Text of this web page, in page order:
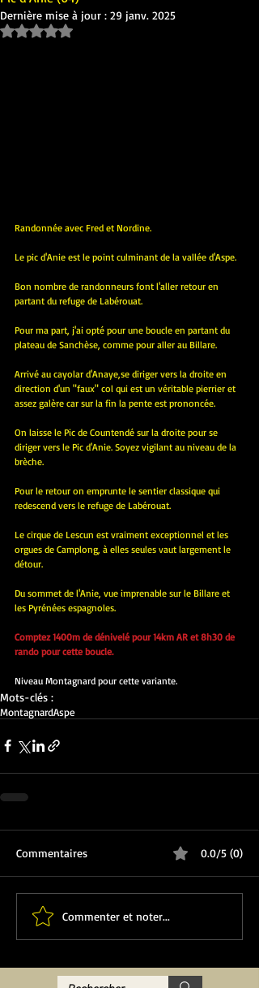
Dernière mise à jour : 29 janv. 2025
Noté NaN étoiles sur 5.
Randonnée avec Fred et Nordine.
Le pic d'Anie est le point culminant de la vallée d'Aspe.
Bon nombre de randonneurs font l'aller retour en
partant du refuge de Labérouat.
Pour ma part, j'ai opté pour une boucle en partant du
plateau de Sanchèse, comme pour aller au Billare.
Arrivé au cayolar d'Anaye,se diriger vers la droite en
direction d'un "faux" col qui est un véritable pierrier et
assez galère car sur la fin la pente est prononcée.
On laisse le Pic de Countendé sur la droite pour se
diriger vers le Pic d'Anie. Soyez vigilant au niveau de la
brèche.
Pour le retour on emprunte le sentier classique qui
redescend vers le refuge de Labérouat.
Le cirque de Lescun est vraiment exceptionnel et les
orgues de Camplong, à elles seules vaut largement le
détour.
Du sommet de l'Anie, vue imprenable sur le Billare et
les Pyrénées espagnoles.
Comptez 1400m de dénivelé pour 14km AR et 8h30 de
rando pour cette boucle.
Niveau Montagnard pour cette variante.
Mots-clés :
MontagnardAspe
Commentaires 0.0/5 (0)
Commenter et noter...